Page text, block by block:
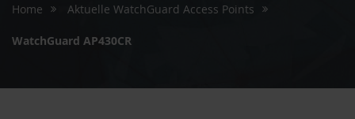
Home Aktuelle WatchGuard Access Points
WatchGuard AP430CR